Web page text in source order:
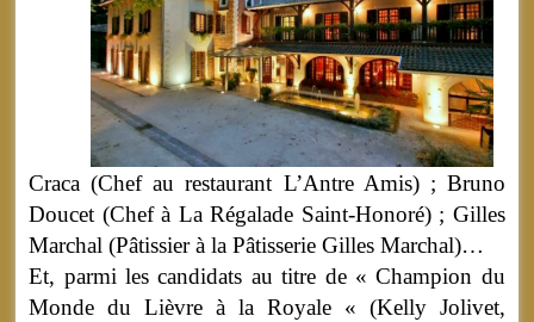
Craca (Chef au restaurant L’Antre Amis) ; Bruno
Doucet (Chef à La Régalade Saint-Honoré) ; Gilles
Marchal (Pâtissier à la Pâtisserie Gilles Marchal)…
Et, parmi les candidats au titre de « Champion du
Monde du Lièvre à la Royale « (Kelly Jolivet,